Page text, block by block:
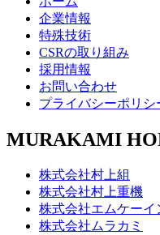
企業情報
特殊技術
CSRの取り組み
採用情報
お問い合わせ
プライバシーポリシ
MURAKAMI
株式会社村上組
株式会社村上重機
株式会社エムケーイ
株式会社ムラカミ